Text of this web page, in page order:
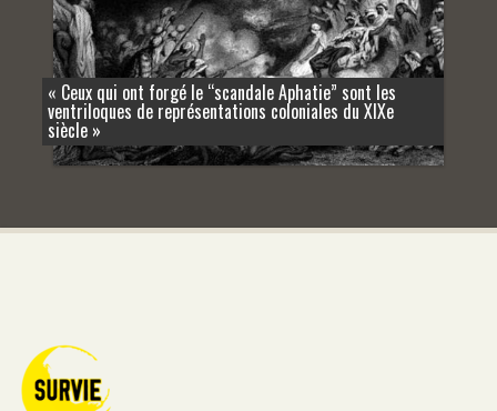
« Ceux qui ont forgé le “scandale Aphatie” sont les
ventriloques de représentations coloniales du XIXe
siècle »